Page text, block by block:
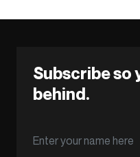
Subscribe so
behind.